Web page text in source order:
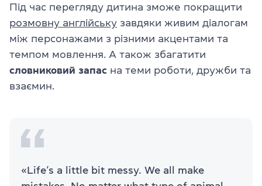
Під час перегляду дитина зможе покращити
розмовну англійську завдяки живим діалогам
між персонажами з різними акцентами та
темпом мовлення. А також збагатити
словниковий запас на теми роботи, дружби та
взаємин.
«Life’s a little bit messy. We all make